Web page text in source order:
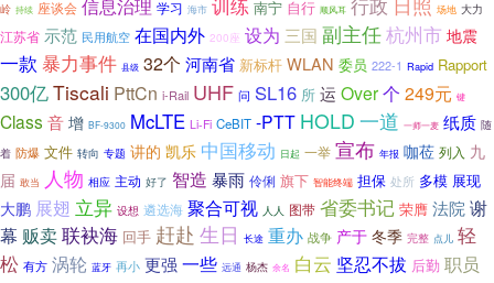
岭 持续 座谈会 信息治理 学习 海市 训练 南宁 自行 顺风耳 行政 场地 大力
江苏省 示范 民用航空 在国内外 200座 设为 三国 副主任杭州市 地震
一款 暴力事件 县级 32个 河南省 新标杆 WLAN 委员 222-1 Rapid Rapport
300亿Tiscali PttCn i-Rail UHF 问 SL16 所 运 Over个 249元 键
Class 音 增 BF-9300 McLTE Li-Fi CeBIT -PTT HOLD 一道 一师一麦 纸质 随
着 防爆 文件 转向 专题 讲的 凯乐 中国移动 日起 一举 宣布 年报 咖莅 列入 九
届 敢当 人物 相应 主动 好了 智造 暴雨 伶俐 旗下 智能终端 担保 处所 多模 展现
大鹏 展翅 立异 设想 遴选海 聚合可视 人人 图带 省委书记 荣膺 法院 谢
幕 贩卖联袂海 回手 赶赴 生日 长途 重办 战争 产于 冬季 完整 点儿 轻
松 有方 涡轮 蓝牙 再小 更强 一些 远通 杨杰 余名 白云 坚忍不拔 后勤 职员